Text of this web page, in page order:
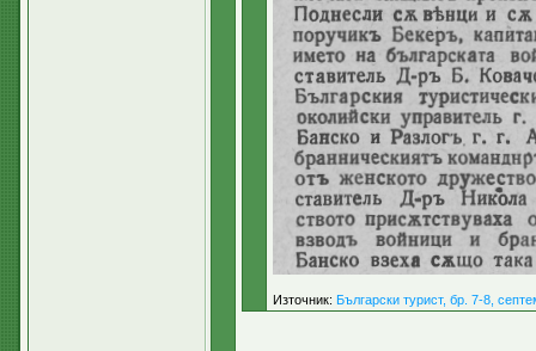
Източник: Български турист, бр. 7-8,